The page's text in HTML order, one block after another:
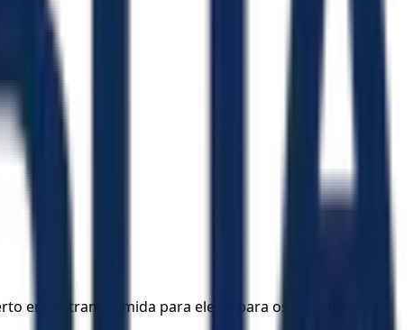
encontram comida para eles e para os seus filhos.